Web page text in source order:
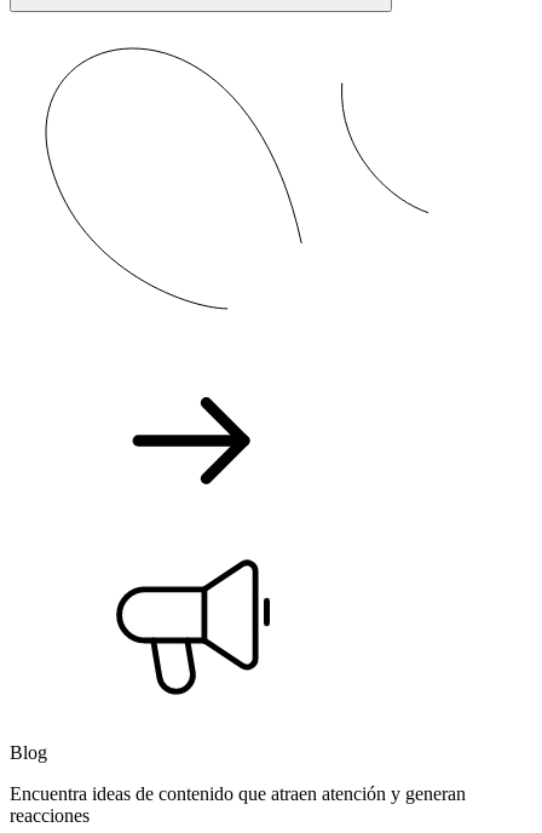
Blog
Encuentra ideas de contenido que atraen atención y generan
reacciones